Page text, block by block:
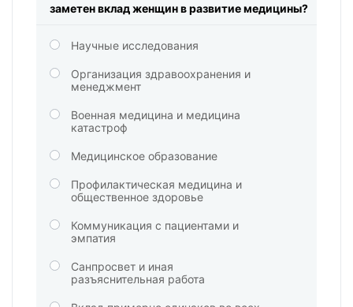
заметен вклад женщин в развитие медицины?
Научные исследования
Организация здравоохранения и
менеджмент
Военная медицина и медицина
катастроф
Медицинское образование
Профилактическая медицина и
общественное здоровье
Коммуникация с пациентами и
эмпатия
Санпросвет и иная
разъяснительная работа